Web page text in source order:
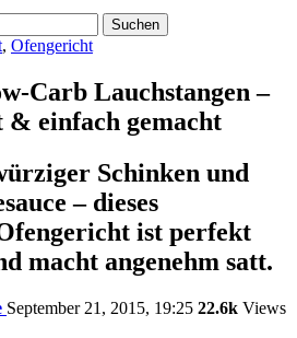
Suchen
, Ofengericht
Carb Lauchstangen –
einfach gemacht
Schinken und
– dieses
ist perfekt
macht angenehm satt.
September 21, 2015, 19:25 22.6k Views